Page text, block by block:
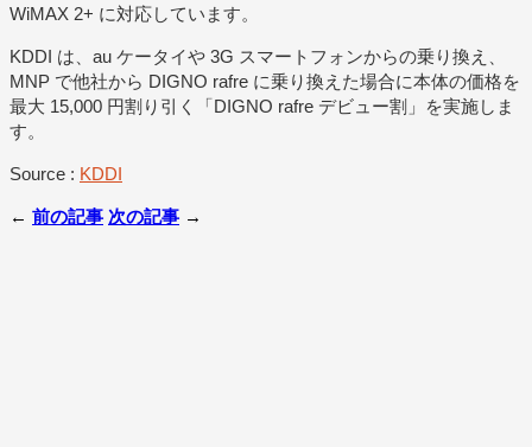
WiMAX 2+ に対応しています。
KDDI は、au ケータイや 3G スマートフォンからの乗り換え、
MNP で他社から DIGNO rafre に乗り換えた場合に本体の価格を
最大 15,000 円割り引く「DIGNO rafre デビュー割」を実施しま
す。
Source : KDDI
← 前の記事 次の記事 →